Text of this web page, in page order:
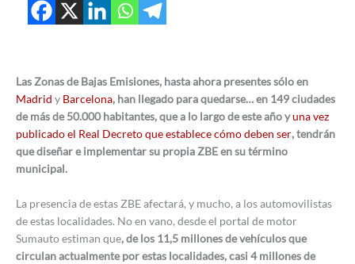
Las Zonas de Bajas Emisiones, hasta ahora presentes sólo en
Madrid y Barcelona, han llegado para quedarse… en 149 ciudades
de más de 50.000 habitantes, que a lo largo de este año yuna vez
publicado el Real Decreto que establece cómo deben ser, tendrán
que diseñar e implementar su propia ZBE en su término
municipal.
La presencia de estas ZBE afectará, y mucho, a los automovilistas
de estas localidades. No en vano, desde el portal de motor
Sumauto estiman que, de los 11,5 millones de vehículos que
circulan actualmente por estas localidades, casi 4 millones de